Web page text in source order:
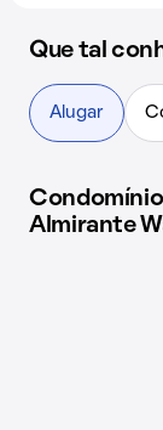
Que tal
Alugar
2 imóveis
Condomínio
Almirante